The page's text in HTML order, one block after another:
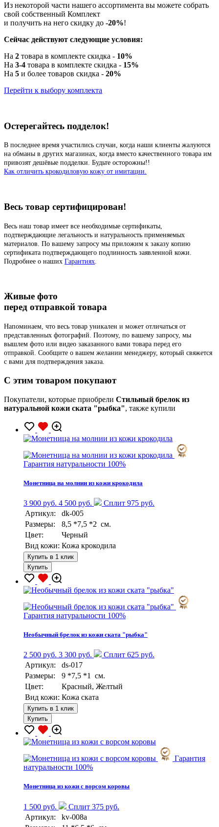
Из некоторой части нашего ассортимента вы можете собрать
свой собственный Комплект
и получить на него скидку до -20%!
Сейчас действуют следующие условия:
На 2 товара в комплекте скидка - 10%
На 3-4 товара в комплекте скидка - 15%
На 5 и более товаров скидка - 20%
Перейти к выбору комплекта
Остерегайтесь подделок!
В последнее время участились случаи, когда наши клиенты жалуются
на обманы в других магазинах, когда вместо качественного товара им
привозят дешёвые подделки. Будьте осторожны!!
Как отличить крокодиловую кожу от имитации.
Весь товар сертифицирован!
Весь наш товар имеет все необходимые сертификаты,
подтверждающие легальность и натуральность применяемых
материалов. По вашему запросу мы приложим к заказу копию
сертификата подтверждающего подлинность заявленной кожи.
Подробнее о наших Гарантиях
Живые фото
перед отправкой товара
Напоминаем, что весь товар уникален и может отличаться от
представленных фотографий. Поэтому, по вашему запросу, мы
вышлем фото или видео заказанного вами товара перед его
отправкой. Сообщите о вашем желании менеджеру, который свяжется
с вами для подтверждения заказа.
C этим товаром покупают
Покупатели, которые приобрели Стильный брелок из
натуральной кожи ската "рыбка", также купили
Гарантия натуральности 100%
Монетница на молнии из кожи крокодила
3 900 руб. 4 500 руб.
Сплит 975 руб.
Артикул:
dk-005
Размеры:
8,5 *7,5 *2 см.
Цвет:
Черный
Вид кожи: Кожа крокодила
Купить в 1 клик
Купить
Гарантия натуральности 100%
Необычный брелок из кожи ската "рыбка"
2 500 руб. 3 300 руб.
Сплит 625 руб.
Артикул:
ds-017
Размеры:
9 *7,5 *1 см.
Цвет:
Красный, Желтый
Вид кожи: Кожа ската
Купить в 1 клик
Купить
Гарантия
натуральности 100%
Монетница из кожи с ворсом коровы
1 500 руб.
Сплит 375 руб.
Артикул:
kv-008a